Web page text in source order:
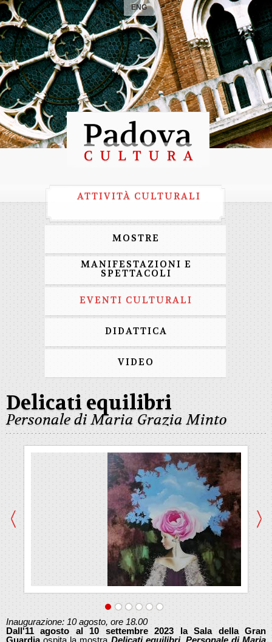
ENG
ATTIVITÀ CULTURALI
MOSTRE
MANIFESTAZIONI E
SPETTACOLI
EVENTI CULTURALI
DIDATTICA
VIDEO
Delicati equilibri
Personale di Maria Grazia Minto
Inaugurazione: 10 agosto, ore 18.00
Dall'11 agosto al 10 settembre 2023 la Sala della Gran
Guardiaospita la mostra Delicati equilibri. Personale di Maria